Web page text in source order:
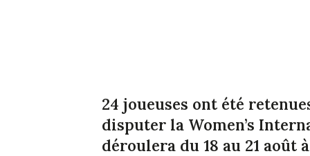
24 joueuses ont été
disputer la Women’s
déroulera du 18 au 21 août